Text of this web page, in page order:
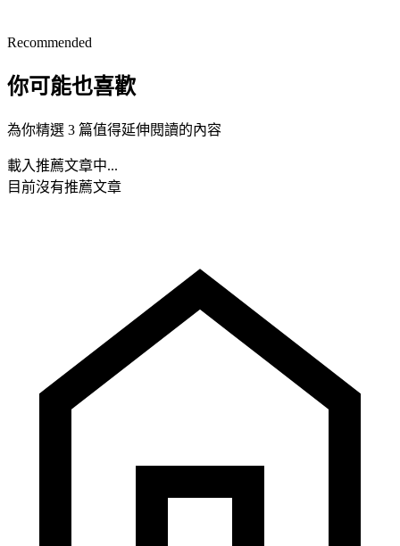
Recommended
你可能也喜歡
為你精選 3 篇值得延伸閱讀的內容
載入推薦文章中...
目前沒有推薦文章